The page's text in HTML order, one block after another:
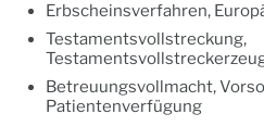
Erbscheinsverfahren,
Testamentsvollstreckung,
Betreuungsvollmacht,
Patientenverfügung